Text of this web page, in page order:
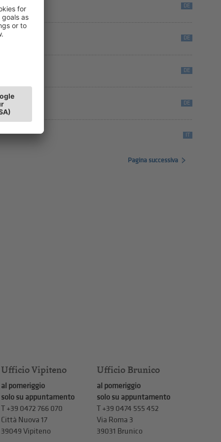
DE
DE
DE
DE
IT
Pagina successiva
Ufficio Vipiteno
al pomeriggio
solo su appuntamento
T +39 0472 766 070
Città Nuova 17
39049 Vipiteno
Ufficio Brunico
al pomeriggio
solo su appuntamento
T +39 0474 555 452
Via Roma 3
39031 Brunico